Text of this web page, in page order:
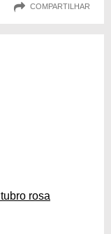
COMPARTILHAR
rosa